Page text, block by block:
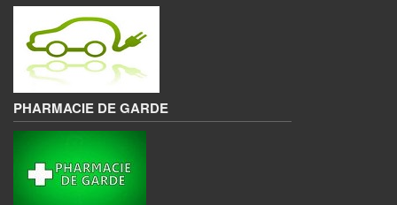
PHARMACIE DE GARDE